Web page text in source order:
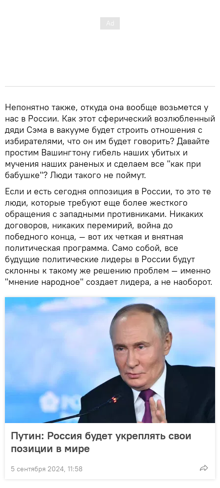
Непонятно также, откуда она вообще возьмется у
нас в России. Как этот сферический возлюбленный
дяди Сэма в вакууме будет строить отношения с
избирателями, что он им будет говорить? Давайте
простим Вашингтону гибель наших убитых и
мучения наших раненых и сделаем все "как при
бабушке"? Люди такого не поймут.
Если и есть сегодня оппозиция в России, то это те
люди, которые требуют еще более жесткого
обращения с западными противниками. Никаких
договоров, никаких перемирий, война до
победного конца, — вот их четкая и внятная
политическая программа. Само собой, все
будущие политические лидеры в России будут
склонны к такому же решению проблем — именно
"мнение народное" создает лидера, а не наоборот.
Путин: Россия будет укреплять свои
позиции в мире
5 сентября 2024, 11:58